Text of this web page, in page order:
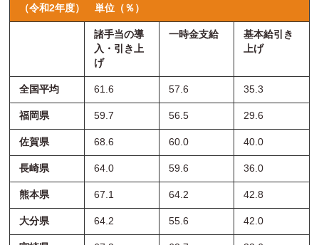
（令和2年度）
単位（％）
諸手当の導
入・引き上
げ
一時金支給
基本給引き
上げ
全国平均 61.6 57.6 35.3
福岡県 59.7 56.5 29.6
佐賀県 68.6 60.0 40.0
長崎県 64.0 59.6 36.0
熊本県 67.1 64.2 42.8
大分県 64.2 55.6 42.0